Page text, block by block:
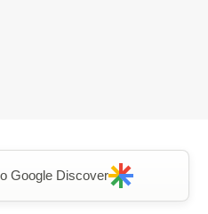
Google Discover